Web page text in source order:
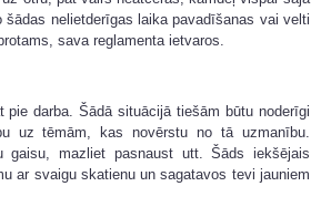
nelietderīgas laika pavadīšanas vai velti
sava reglamenta ietvaros.
darba. Šādā situācijā tiešām būtu noderīgi
uz tēmām, kas novērstu no tā uzmanību.
gaisu, mazliet pasnaust utt. Šāds iekšējais
ar svaigu skatienu un sagatavos tevi jauniem